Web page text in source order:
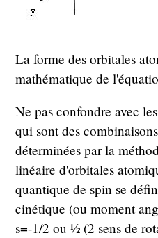
La forme des orbitales
mathématique de
Ne pas confondre avec
qui sont des
déterminées par la
linéaire d'orbitales
quantique de spin se
cinétique (ou moment
s=-1/2 ou ½ (2 sens de